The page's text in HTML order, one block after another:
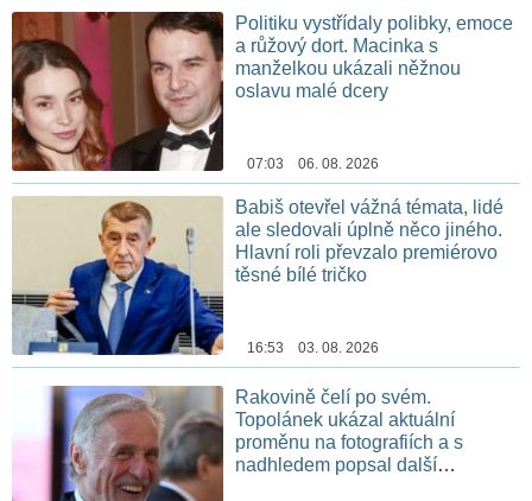
Politiku vystřídaly polibky, emoce
a růžový dort. Macinka s
manželkou ukázali něžnou
oslavu malé dcery
07:03 06. 08. 2026
Babiš otevřel vážná témata, lidé
ale sledovali úplně něco jiného.
Hlavní roli převzalo premiérovo
těsné bílé tričko
16:53 03. 08. 2026
Rakovině čelí po svém.
Topolánek ukázal aktuální
proměnu na fotografiích a s
nadhledem popsal další